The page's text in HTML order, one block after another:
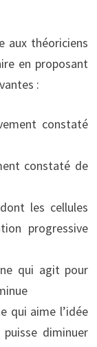
aux théoriciens
en proposant
:
constaté
constaté de
les cellules
progressive
qui agit pour
qui aime l’idée
diminuer